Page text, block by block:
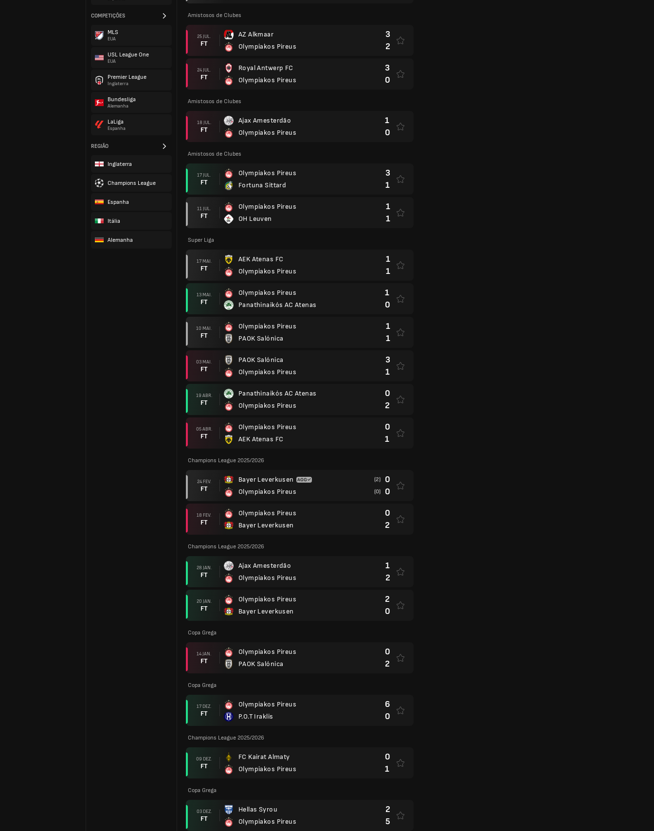
COMPETIÇÕES
MLS
EUA
USL League One
EUA
Premier League
Inglaterra
Bundesliga
Alemanha
LaLiga
Espanha
REGIÃO
Inglaterra
Champions League
Espanha
Itália
Alemanha
Amistosos de Clubes
25 JUL.
FT
AZ Alkmaar
Olympiakos Pireus
3
2
24 JUL.
FT
Royal Antwerp FC
Olympiakos Pireus
3
0
Amistosos de Clubes
18 JUL.
FT
Ajax Amesterdão
Olympiakos Pireus
1
0
Amistosos de Clubes
17 JUL.
FT
Olympiakos Pireus
Fortuna Sittard
3
1
11 JUL.
FT
Olympiakos Pireus
OH Leuven
1
1
Super Liga
17 MAI.
FT
AEK Atenas FC
Olympiakos Pireus
1
1
13 MAI.
FT
Olympiakos Pireus
Panathinaikós AC Atenas
1
0
10 MAI.
FT
Olympiakos Pireus
PAOK Salónica
1
1
03 MAI.
FT
PAOK Salónica
Olympiakos Pireus
3
1
19 ABR.
FT
Panathinaikós AC Atenas
Olympiakos Pireus
0
2
05 ABR.
FT
Olympiakos Pireus
AEK Atenas FC
0
1
Champions League 2025/2026
24 FEV.
FT
Bayer Leverkusen
Olympiakos Pireus
(2) 0
(0) 0
18 FEV.
FT
Olympiakos Pireus
Bayer Leverkusen
0
2
Champions League 2025/2026
28 JAN.
FT
Ajax Amesterdão
Olympiakos Pireus
1
2
20 JAN.
FT
Olympiakos Pireus
Bayer Leverkusen
2
0
Copa Grega
14 JAN.
FT
Olympiakos Pireus
PAOK Salónica
0
2
Copa Grega
17 DEZ.
FT
Olympiakos Pireus
P.O.T Iraklis
6
0
Champions League 2025/2026
09 DEZ.
FT
FC Kairat Almaty
Olympiakos Pireus
0
1
Copa Grega
03 DEZ.
FT
Hellas Syrou
Olympiakos Pireus
2
5